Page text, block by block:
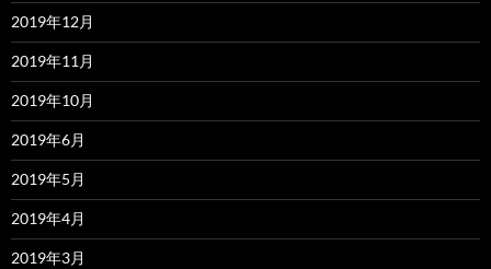
2019年12月
2019年11月
2019年10月
2019年6月
2019年5月
2019年4月
2019年3月